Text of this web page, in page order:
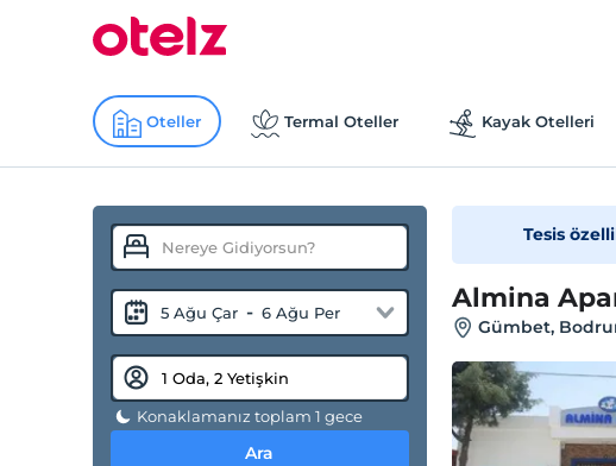
Oteller Termal Oteller Kayak Otelleri
5 Ağu Çar - 6 Ağu Per
Konaklamanız toplam 1 gece
Ara
Tesis
Almina
Gümbet,